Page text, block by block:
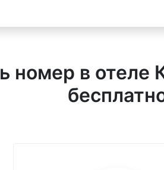
номер в